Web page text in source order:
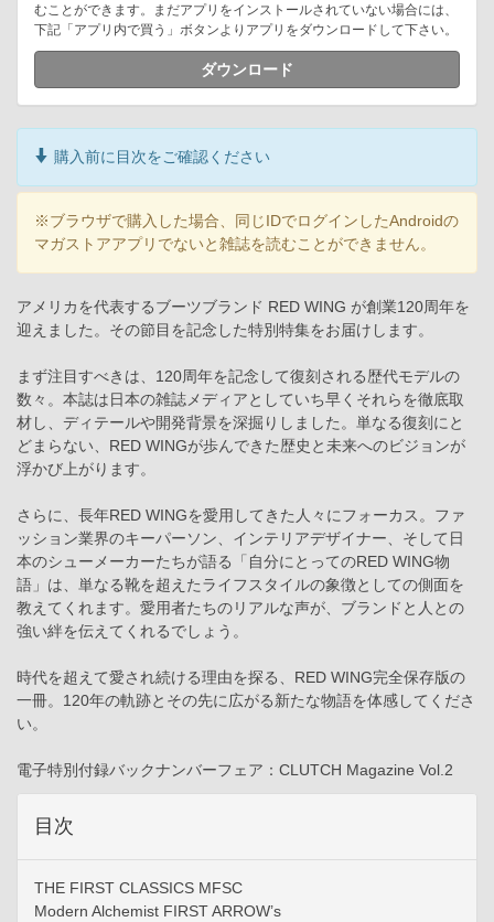
むことができます。まだアプリをインストールされていない場合には、
下記「アプリ内で買う」ボタンよりアプリをダウンロードして下さい。
ダウンロード
購入前に目次をご確認ください
※ブラウザで購入した場合、同じIDでログインしたAndroidの
マガストアアプリでないと雑誌を読むことができません。
アメリカを代表するブーツブランド RED WING が創業120周年を
迎えました。その節目を記念した特別特集をお届けします。
まず注目すべきは、120周年を記念して復刻される歴代モデルの
数々。本誌は日本の雑誌メディアとしていち早くそれらを徹底取
材し、ディテールや開発背景を深掘りしました。単なる復刻にと
どまらない、RED WINGが歩んできた歴史と未来へのビジョンが
浮かび上がります。
さらに、長年RED WINGを愛用してきた人々にフォーカス。ファ
ッション業界のキーパーソン、インテリアデザイナー、そして日
本のシューメーカーたちが語る「自分にとってのRED WING物
語」は、単なる靴を超えたライフスタイルの象徴としての側面を
教えてくれます。愛用者たちのリアルな声が、ブランドと人との
強い絆を伝えてくれるでしょう。
時代を超えて愛され続ける理由を探る、RED WING完全保存版の
一冊。120年の軌跡とその先に広がる新たな物語を体感してくださ
い。
電子特別付録バックナンバーフェア：CLUTCH Magazine Vol.2
目次
THE FIRST CLASSICS MFSC
Modern Alchemist FIRST ARROW’s